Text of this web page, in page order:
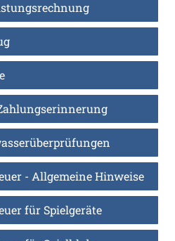
- Allgemeine Hinweise
für Spielgeräte